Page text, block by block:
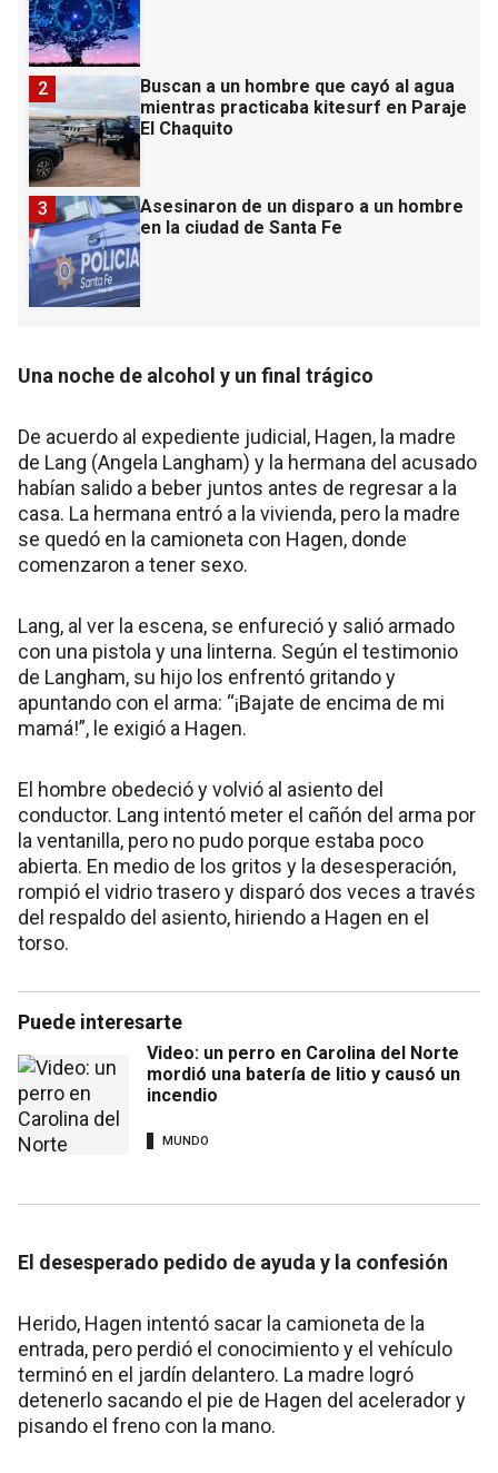
Buscan a un hombre que cayó al agua
mientras practicaba kitesurf en Paraje
El Chaquito
2
Asesinaron de un disparo a un hombre
en la ciudad de Santa Fe
3
Una noche de alcohol y un final trágico
De acuerdo al expediente judicial, Hagen, la madre
de Lang (Angela Langham) y la hermana del acusado
habían salido a beber juntos antes de regresar a la
casa. La hermana entró a la vivienda, pero la madre
se quedó en la camioneta con Hagen, donde
comenzaron a tener sexo.
Lang, al ver la escena, se enfureció y salió armado
con una pistola y una linterna. Según el testimonio
de Langham, su hijo los enfrentó gritando y
apuntando con el arma: “¡Bajate de encima de mi
mamá!”, le exigió a Hagen.
El hombre obedeció y volvió al asiento del
conductor. Lang intentó meter el cañón del arma por
la ventanilla, pero no pudo porque estaba poco
abierta. En medio de los gritos y la desesperación,
rompió el vidrio trasero y disparó dos veces a través
del respaldo del asiento, hiriendo a Hagen en el
torso.
Puede interesarte
Video: un perro en Carolina del Norte
mordió una batería de litio y causó un
incendio
MUNDO
El desesperado pedido de ayuda y la confesión
Herido, Hagen intentó sacar la camioneta de la
entrada, pero perdió el conocimiento y el vehículo
terminó en el jardín delantero. La madre logró
detenerlo sacando el pie de Hagen del acelerador y
pisando el freno con la mano.